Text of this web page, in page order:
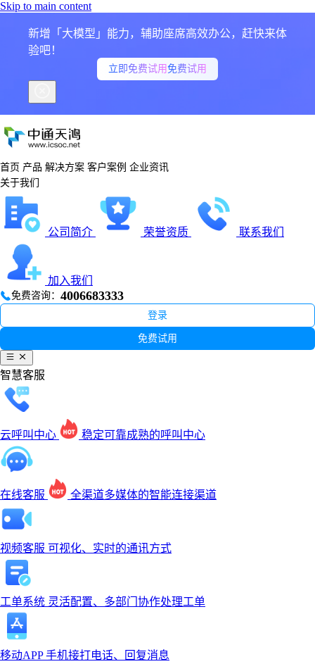
Skip to main content
新增「大模型」能力，辅助座席高效办公，赶快来体
验吧！
立即免费试用免费试用
首页 产品 解决方案 客户案例 企业资讯
关于我们
公司简介 荣誉资质 联系我们
加入我们
免费咨询： 4006683333
登录
免费试用
智慧客服
云呼叫中心 稳定可靠成熟的呼叫中心
在线客服 全渠道多媒体的智能连接渠道
视频客服 可视化、实时的通讯方式
工单系统 灵活配置、多部门协作处理工单
移动APP手机接打电话、回复消息